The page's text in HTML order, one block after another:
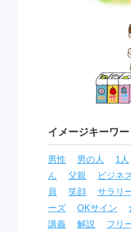
イメージキーワー
男性 男の人 1人
ん
父親 ビジネ
員
笑顔 サラリ
ーズ
OKサイン
講義
解説 フリ